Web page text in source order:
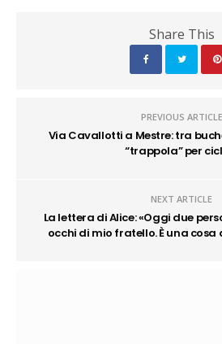
Share This
PREVIOUS ARTICLE
Via Cavallotti a Mestre: tra
“trappola” per
NEXT ARTICLE
La lettera di Alice: «Oggi due
occhi di mio fratello. È una cosa